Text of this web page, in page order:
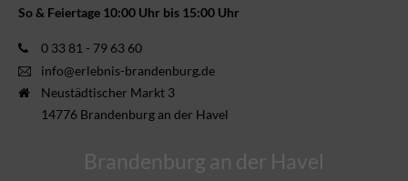
So & Feiertage 10:00 Uhr bis 15:00 Uhr
0 33 81 - 79 63 60
info@erlebnis-brandenburg.de
Neustädtischer Markt 3
14776 Brandenburg an der Havel
Brandenburg an der Havel